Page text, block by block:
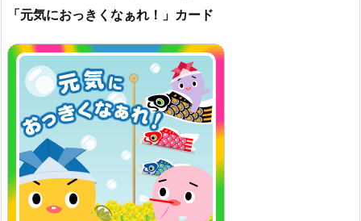
「元気におっきくなぁれ！」カード